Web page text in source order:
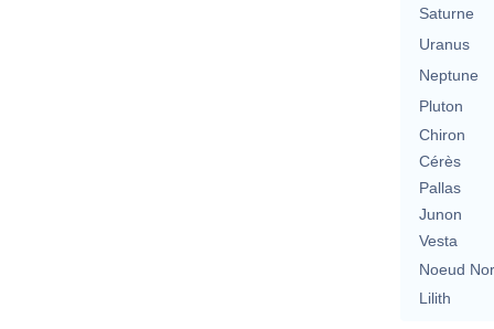
Saturne
Uranus
Neptune
Pluton
Chiron
Cérès
Pallas
Junon
Vesta
Noeud
Lilith